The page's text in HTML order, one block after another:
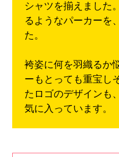
シャツを揃えました
るようなパーカーを
た。
袴姿に何を羽織るか
ーもとっても重宝し
たロゴのデザインも
気に入っています。